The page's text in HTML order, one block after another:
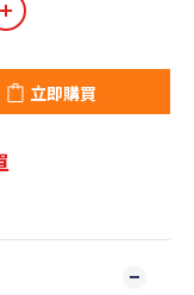
立即購買